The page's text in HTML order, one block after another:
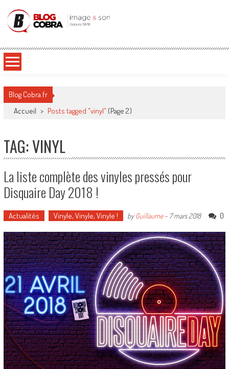
Blog Cobra
Blog Cobra.fr
Accueil > Posts tagged "vinyl" (Page 2)
TAG: VINYL
La liste complète des vinyles pressés pour
Disquaire Day 2018 !
Actualités Vinyle, Vinyle, Vinyle ! byGuillaume- 7 mars 2018 0